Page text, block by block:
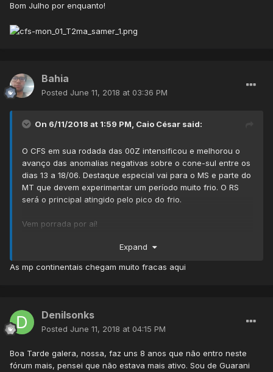
Bom Julho por enquanto!
Bahia
Posted June 11, 2018 at 03:36 PM
On 6/11/2018 at 1:59 PM, Caio César said:
O CFS em sua rodada das 00Z intensificou e melhorou o
avanço das anomalias negativas sobre o cone-sul entre os
dias 13 a 18/06. Destaque especial vai para o MS e parte do
MT que devem experimentar um período muito frio. O RS
será o principal atingido pelo pico do frio.
Vem porrada por aí!
Expand
As mp continentais chegam muito fracas aqui
Denilsonks
Posted June 11, 2018 at 04:15 PM
Boa Tarde galera, nossa, faz uns 8 anos que não entro neste
fórum mais, pensei que não estava mais ativo. Sou de Guarani